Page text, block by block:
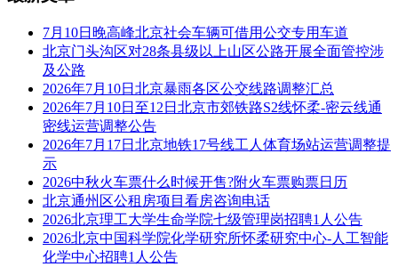
7月10日晚高峰北京社会车辆可借用公交专用车道
北京门头沟区对28条县级以上山区公路开展全面管控涉
及公路
2026年7月10日北京暴雨各区公交线路调整汇总
2026年7月10日至12日北京市郊铁路S2线怀柔-密云线通
密线运营调整公告
2026年7月17日北京地铁17号线工人体育场站运营调整提
示
2026中秋火车票什么时候开售?附火车票购票日历
北京通州区公租房项目看房咨询电话
2026北京理工大学生命学院七级管理岗招聘1人公告
2026北京中国科学院化学研究所怀柔研究中心-人工智能
化学中心招聘1人公告